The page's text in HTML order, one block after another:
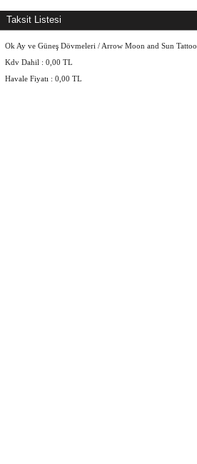
Taksit Listesi
Ok Ay ve Güneş Dövmeleri / Arrow Moon and Sun Tattoo
Kdv Dahil : 0,00 TL
Havale Fiyatı : 0,00 TL